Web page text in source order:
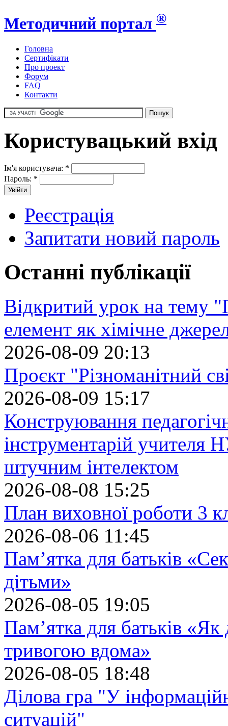
Методичний портал ®
Головна
Сертифікати
Про проект
Форум
FAQ
Контакти
Користувацький вхід
Ім'я користувача: *
Пароль: *
Реєстрація
Запитати новий пароль
Останні публікації
Відкритий урок на тему
елемент як хімічне
2026-08-09 20:13
Проєкт "Різноманітний
2026-08-09 15:17
Конструювання
інструментарій учителя
штучним інтелектом
2026-08-08 15:25
План виховної роботи 3
2026-08-06 11:45
Пам’ятка для батьків
дітьми»
2026-08-05 19:05
Пам’ятка для батьків
тривогою вдома»
2026-08-05 18:48
Ділова гра "У
ситуацій"